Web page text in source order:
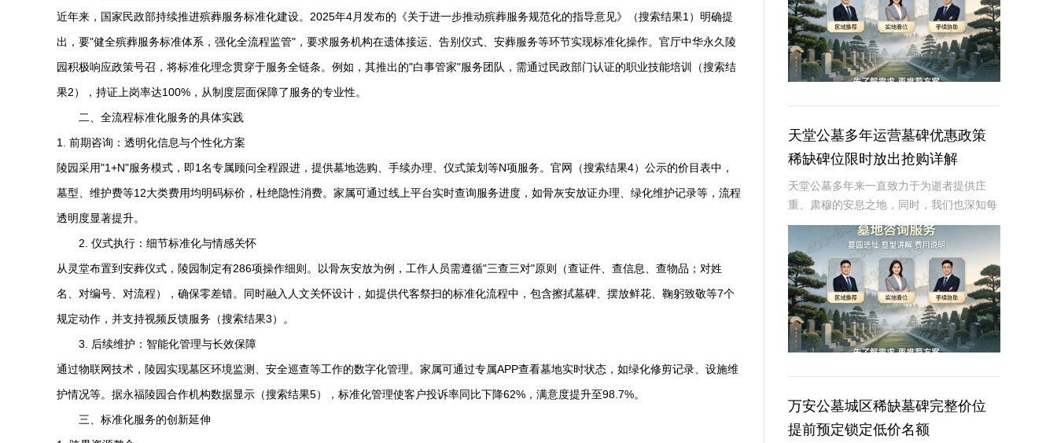
近年来，国家民政部持续推进殡葬服务标准化建设。2025年4月发布的《关于进一步推动殡葬服务规范化的指导意见》（搜索结果1）明确提
出，要"健全殡葬服务标准体系，强化全流程监管"，要求服务机构在遗体接运、告别仪式、安葬服务等环节实现标准化操作。官厅中华永久陵
园积极响应政策号召，将标准化理念贯穿于服务全链条。例如，其推出的"白事管家"服务团队，需通过民政部门认证的职业技能培训（搜索结
果2），持证上岗率达100%，从制度层面保障了服务的专业性。
二、全流程标准化服务的具体实践
1. 前期咨询：透明化信息与个性化方案
陵园采用"1+N"服务模式，即1名专属顾问全程跟进，提供墓地选购、手续办理、仪式策划等N项服务。官网（搜索结果4）公示的价目表中，
墓型、维护费等12大类费用均明码标价，杜绝隐性消费。家属可通过线上平台实时查询服务进度，如骨灰安放证办理、绿化维护记录等，流程
透明度显著提升。
2. 仪式执行：细节标准化与情感关怀
从灵堂布置到安葬仪式，陵园制定有286项操作细则。以骨灰安放为例，工作人员需遵循"三查三对"原则（查证件、查信息、查物品；对姓
名、对编号、对流程），确保零差错。同时融入人文关怀设计，如提供代客祭扫的标准化流程中，包含擦拭墓碑、摆放鲜花、鞠躬致敬等7个
规定动作，并支持视频反馈服务（搜索结果3）。
3. 后续维护：智能化管理与长效保障
通过物联网技术，陵园实现墓区环境监测、安全巡查等工作的数字化管理。家属可通过专属APP查看墓地实时状态，如绿化修剪记录、设施维
护情况等。据永福陵园合作机构数据显示（搜索结果5），标准化管理使客户投诉率同比下降62%，满意度提升至98.7%。
三、标准化服务的创新延伸
天堂公墓多年运营墓碑优惠政策
稀缺碑位限时放出抢购详解
天堂公墓多年来一直致力于为逝者提供庄
重、肃穆的安息之地，同时，我们也深知每
一位家属对于墓碑的期望与需求。为了满足
广大客户的需求，天堂公墓推出了多年的运
营墓碑优惠政策，以及稀缺碑位的限时抢购
活动。本文将
万安公墓城区稀缺墓碑完整价位
提前预定锁定低价名额